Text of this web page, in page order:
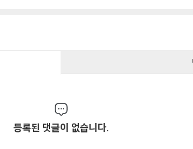
등록된 댓글이 없습니다.